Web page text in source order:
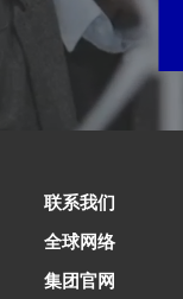
联系我们
全球网络
集团官网